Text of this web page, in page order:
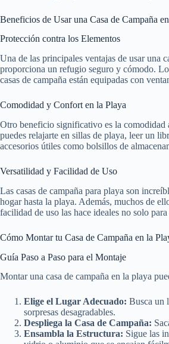
Beneficios de Usar una Casa de Campaña
Protección contra los Elementos
Una de las principales ventajas de usar una
proporciona un refugio seguro y cómodo.
casas de campaña están equipadas con
Comodidad y Confort en la Playa
Otro beneficio significativo es la comodidad
puedes relajarte en sillas de playa, leer un
accesorios útiles como bolsillos de
Versatilidad y Facilidad de Uso
Las casas de campaña para playa son
hogar hasta la playa. Además, muchos de
facilidad de uso las hace ideales no solo
Cómo Montar tu Casa de Campaña en la
Guía Paso a Paso para el Montaje
Montar una casa de campaña en la playa
Elige el Lugar Adecuado: Busca un
sorpresas desagradables.
Despliega la Casa de Campaña:
Ensambla la Estructura: Sigue las